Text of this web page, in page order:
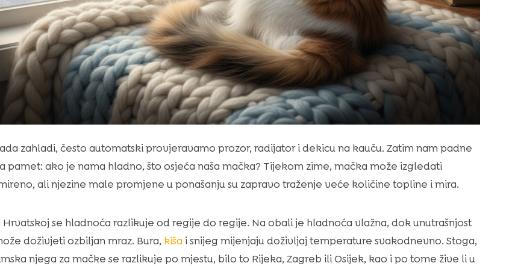
zahladi, često automatski provjeravamo prozor, radijator i dekicu na kauču. Zatim nam padne
pamet: ako je nama hladno, što osjeća naša mačka? Tijekom zime, mačka može izgledati
ali njezine male promjene u ponašanju su zapravo traženje veće količine topline i mira.
Hrvatskoj se hladnoća razlikuje od regije do regije. Na obali je hladnoća vlažna, dok unutrašnjost
doživjeti ozbiljan mraz. Bura, kiša i snijeg mijenjaju doživljaj temperature svakodnevno. Stoga,
njega za mačke se razlikuje po mjestu, bilo to Rijeka, Zagreb ili Osijek, kao i po tome žive li u